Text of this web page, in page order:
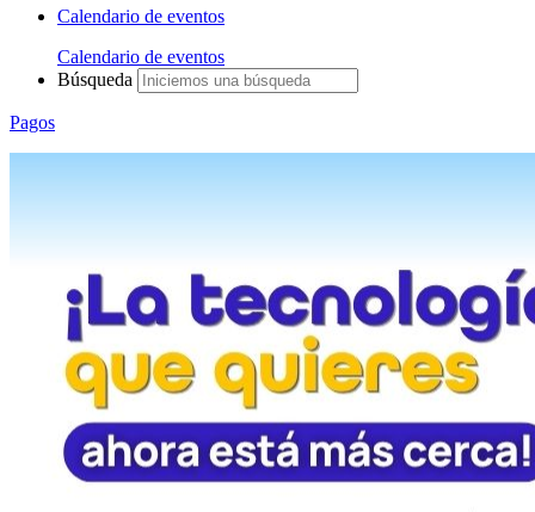
Calendario de eventos
Calendario de eventos
Búsqueda
Pagos